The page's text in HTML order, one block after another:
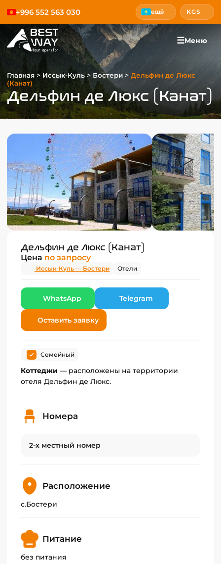
+996 552 563 030 ещё KGS
☰Меню
Главная > Иссык-Куль > Бостери > Дельфин де Люкс
(Канат)
Дельфин де Люкс (Канат)
Дельфин де Люкс (Канат)
Цена по запросу
Иссык-Куль — Бостери Отели
WhatsApp Telegram
Оставить заявку
Семейный
Коттеджи — расположены на территории
отеля Дельфин де Люкс.
Номера
2-х местный номер
Расположение
с.Бостери
Питание
без питания